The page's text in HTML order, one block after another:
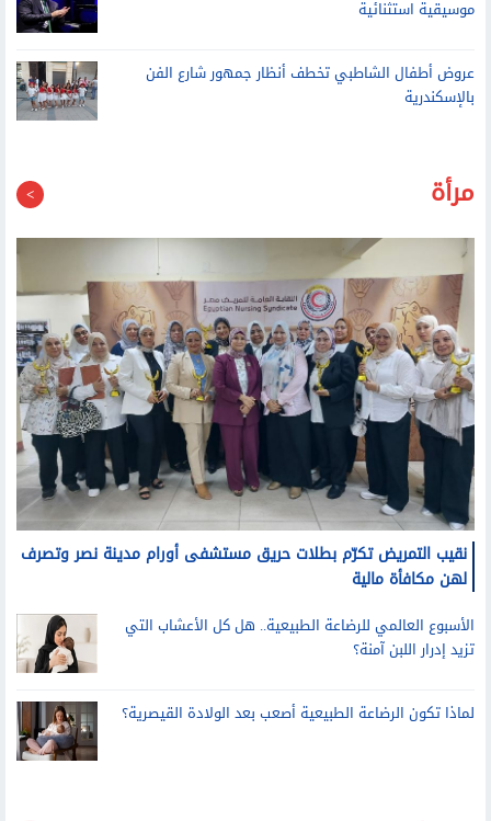
موسيقية استثنائية
عروض أطفال الشاطبي تخطف أنظار جمهور شارع الفن
بالإسكندرية
مرأة
نقيب التمريض تكرّم بطلات حريق مستشفى أورام مدينة نصر وتصرف
لهن مكافأة مالية
الأسبوع العالمي للرضاعة الطبيعية.. هل كل الأعشاب التي
تزيد إدرار اللبن آمنة؟
لماذا تكون الرضاعة الطبيعية أصعب بعد الولادة القيصرية؟